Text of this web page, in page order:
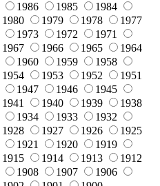
1986 1985
1984
1980 1979 1978
1977
1973 1972
1971
1967 1966 1965
1964
1960 1959
1958
1954 1953 1952
1951
1947 1946
1945
1941 1940 1939
1938
1934 1933
1932
1928 1927 1926
1925
1921 1920
1919
1915 1914 1913
1912
1908 1907
1906